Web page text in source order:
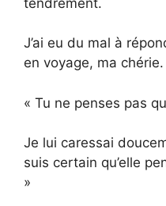
J’ai eu du mal à
en voyage, ma chérie.
« Tu ne penses pas
Je lui caressai
suis certain qu’elle
»